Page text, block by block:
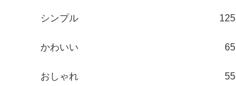
シンプル 125
かわいい 65
おしゃれ 55